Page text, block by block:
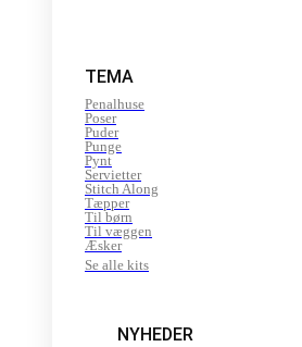
TEMA
Penalhuse
Poser
Puder
Punge
Pynt
Servietter
Stitch Along
Tæpper
Til børn
Til væggen
Æsker
Se alle kits
NYHEDER